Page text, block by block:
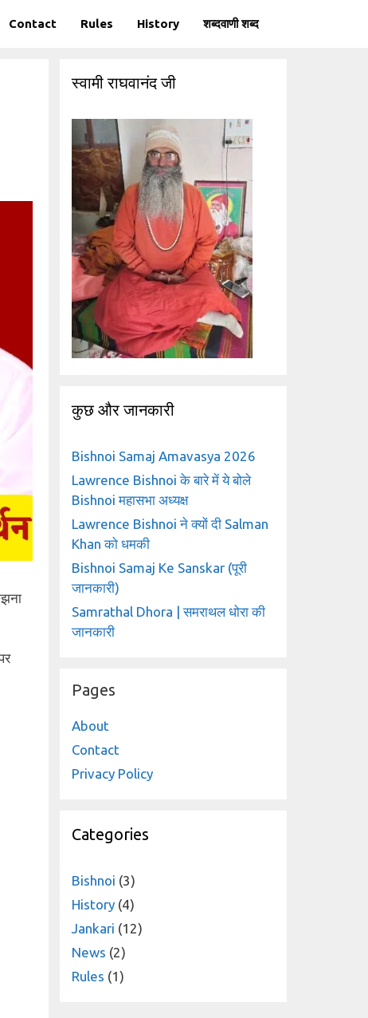
Contact Rules History शब्दवाणी शब्द
स्वामी राघवानंद जी
कुछ और जानकारी
Bishnoi Samaj Amavasya 2026
Lawrence Bishnoi के बारे में ये बोले
Bishnoi महासभा अध्यक्ष
Lawrence Bishnoi ने क्यों दी Salman
Khan को धमकी
Bishnoi Samaj Ke Sanskar (पूरी
जानकारी)
Samrathal Dhora | समराथल धोरा की
जानकारी
Pages
About
Contact
Privacy Policy
Categories
Bishnoi (3)
History (4)
Jankari (12)
News (2)
Rules (1)